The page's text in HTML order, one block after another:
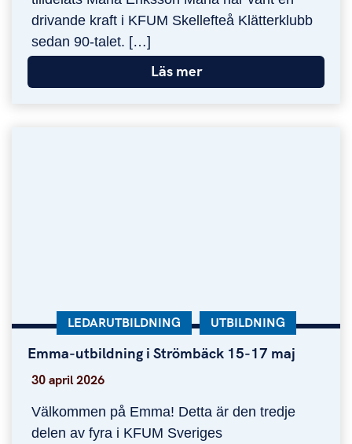
drivande kraft i KFUM Skellefteå Klätterklubb
sedan 90-talet. […]
Läs mer
Emma-utbildning i Strömbäck 15-17 maj
Emma-utbildning i Strömbäck 15-17 maj
KATEGORI:
LEDARUTBILDNING KATEGORI:
UTBILDNING
30 april 2026
Välkommen på Emma! Detta är den tredje
delen av fyra i KFUM Sveriges